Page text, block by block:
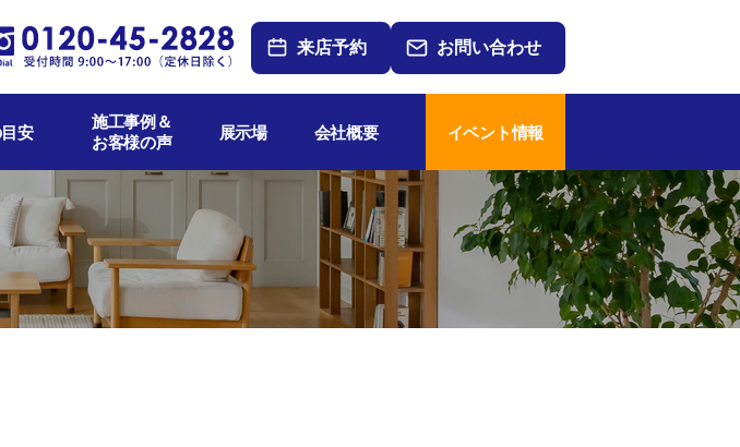
来店予約 お問い合わせ
安
施工事例＆
お客様の声
展示場 会社概要 イベント情報